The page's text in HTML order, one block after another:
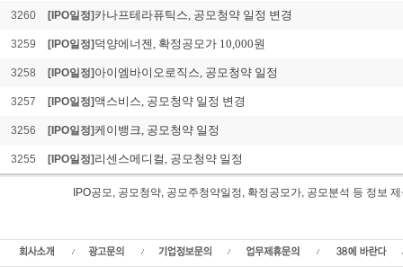
3260 [IPO일정] 카나프테라퓨틱스, 공모청약 일정 변경
3259 [IPO일정] 덕양에너젠, 확정공모가 10,000원
3258 [IPO일정] 아이엠바이오로직스, 공모청약 일정
3257 [IPO일정]액스비스, 공모청약 일정 변경
3256 [IPO일정] 케이뱅크, 공모청약 일정
3255 [IPO일정] 리센스메디컬, 공모청약 일정
IPO공모, 공모청약, 공모주청약일정, 확정공모가, 공모분석 등 정